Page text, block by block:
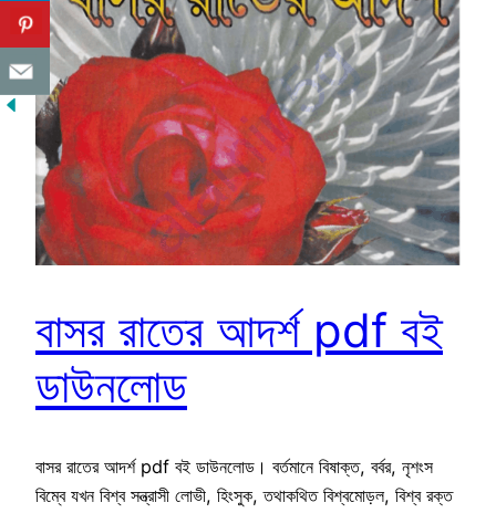
বাসর রাতের আদর্শ pdf বই
ডাউনলোড
বাসর রাতের আদর্শ pdf বই ডাউনলোড। বর্তমানে বিষাক্ত, বর্বর, নৃশংস
বিম্বে যখন বিশ্ব সন্ত্রাসী লোভী, হিংসুক, তথাকথিত বিশ্বমোড়ল, বিশ্ব রক্ত